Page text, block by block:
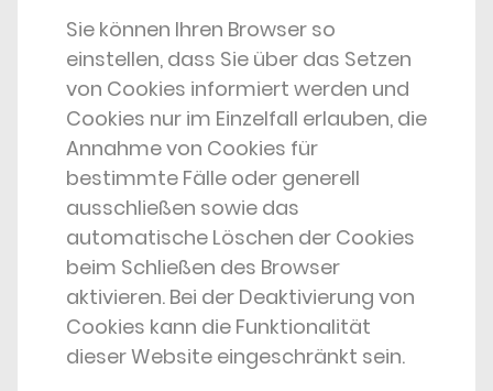
Sie können Ihren Browser so
einstellen, dass Sie über das Setzen
von Cookies informiert werden und
Cookies nur im Einzelfall erlauben, die
Annahme von Cookies für
bestimmte Fälle oder generell
ausschließen sowie das
automatische Löschen der Cookies
beim Schließen des Browser
aktivieren. Bei der Deaktivierung von
Cookies kann die Funktionalität
dieser Website eingeschränkt sein.